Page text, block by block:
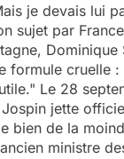
je devais lui
sujet par
Dominique
formule cruelle :
Le 28
jette
bien de la
ministre